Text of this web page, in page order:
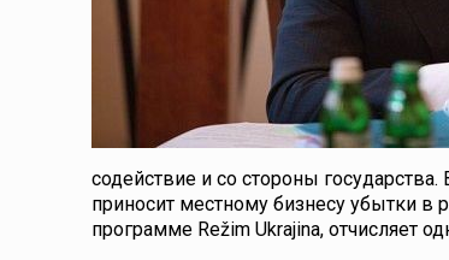
содействие и со стороны
приносит местному бизнесу убытки
программе Režim Ukrajina, отчисляет